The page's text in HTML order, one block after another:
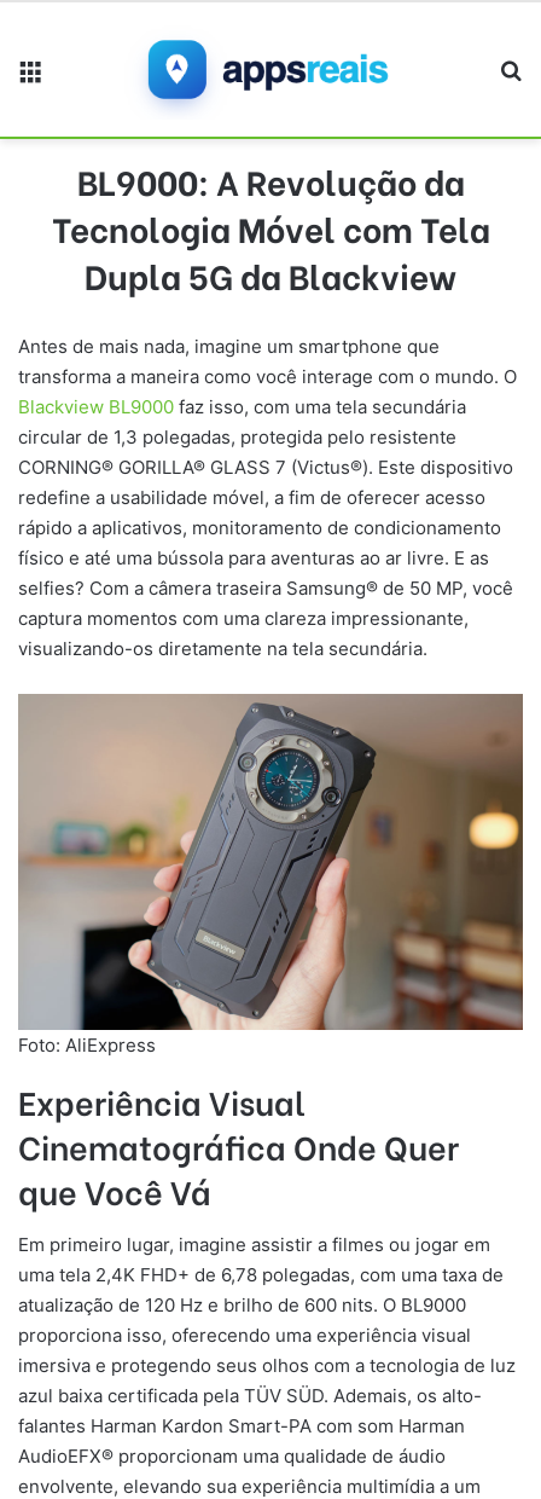
BL9000: A Revolução da
Tecnologia Móvel com Tela
Dupla 5G da Blackview
Antes de mais nada, imagine um smartphone que
transforma a maneira como você interage com o mundo. O
Blackview BL9000 faz isso, com uma tela secundária
circular de 1,3 polegadas, protegida pelo resistente
CORNING® GORILLA® GLASS 7 (Victus®). Este dispositivo
redefine a usabilidade móvel, a fim de oferecer acesso
rápido a aplicativos, monitoramento de condicionamento
físico e até uma bússola para aventuras ao ar livre. E as
selfies? Com a câmera traseira Samsung® de 50 MP, você
captura momentos com uma clareza impressionante,
visualizando-os diretamente na tela secundária.
Foto: AliExpress
Experiência Visual
Cinematográfica Onde Quer
que Você Vá
Em primeiro lugar, imagine assistir a filmes ou jogar em
uma tela 2,4K FHD+ de 6,78 polegadas, com uma taxa de
atualização de 120 Hz e brilho de 600 nits. O BL9000
proporciona isso, oferecendo uma experiência visual
imersiva e protegendo seus olhos com a tecnologia de luz
azul baixa certificada pela TÜV SÜD. Ademais, os alto-
falantes Harman Kardon Smart-PA com som Harman
AudioEFX® proporcionam uma qualidade de áudio
envolvente, elevando sua experiência multimídia a um